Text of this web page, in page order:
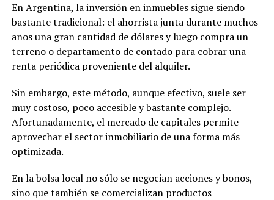
En Argentina, la inversión en inmuebles sigue siendo
bastante tradicional: el ahorrista junta durante muchos
años una gran cantidad de dólares y luego compra un
terreno o departamento de contado para cobrar una
renta periódica proveniente del alquiler.
Sin embargo, este método, aunque efectivo, suele ser
muy costoso, poco accesible y bastante complejo.
Afortunadamente, el mercado de capitales permite
aprovechar el sector inmobiliario de una forma más
optimizada.
En la bolsa local no sólo se negocian acciones y bonos,
sino que también se comercializan productos